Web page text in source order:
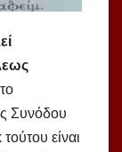
Συνόδου
είναι